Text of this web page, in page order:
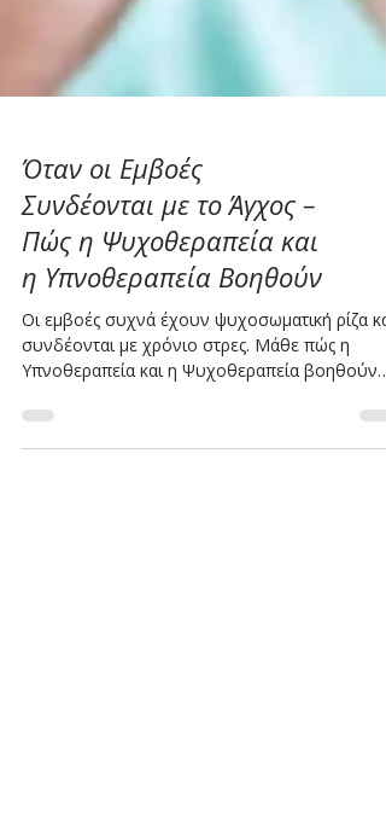
Όταν οι Εμβοές
Συνδέονται με το Άγχος –
Πώς η Ψυχοθεραπεία και
η Υπνοθεραπεία Βοηθούν
Οι εμβοές συχνά έχουν ψυχοσωματική ρίζα και
συνδέονται με χρόνιο στρες. Μάθε πώς η
στη ρύθμιση του νευρικού συστήματος και